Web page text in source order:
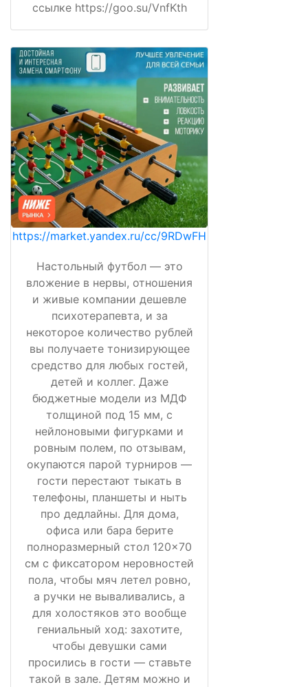
ссылке https://goo.su/VnfKth
https://market.yandex.ru/cc/9RDwFH
Настольный футбол — это
вложение в нервы, отношения
и живые компании дешевле
психотерапевта, и за
некоторое количество рублей
вы получаете тонизирующее
средство для любых гостей,
детей и коллег. Даже
бюджетные модели из МДФ
толщиной под 15 мм, с
нейлоновыми фигурками и
ровным полем, по отзывам,
окупаются парой турниров —
гости перестают тыкать в
телефоны, планшеты и ныть
про дедлайны. Для дома,
офиса или бара берите
полноразмерный стол 120×70
см с фиксатором неровностей
пола, чтобы мяч летел ровно,
а ручки не вываливались, а
для холостяков это вообще
гениальный ход: захотите,
чтобы девушки сами
просились в гости — ставьте
такой в зале. Детям можно и